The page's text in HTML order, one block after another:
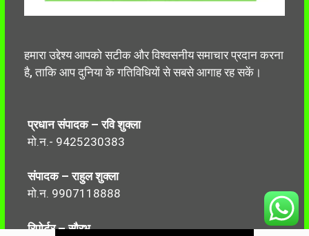
हमारा उद्देश्य आपको सटीक और विश्वसनीय समाचार प्रदान करना
है, ताकि आप दुनिया के गतिविधियों से सबसे आगाह रह सकें।
प्रधान संपादक – रवि शुक्ला
मो.न.- 9425230383
संपादक – राहुल शुक्ला
मो.न. 9907118888
रिपोर्टर – सौरभ